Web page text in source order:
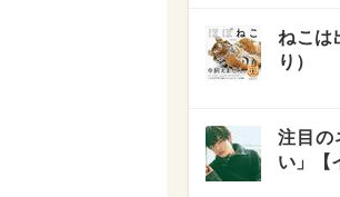
ねこは
り）
注目の
い」【